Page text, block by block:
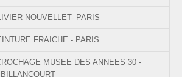
NOUVELLET- PARIS
FRAICHE - PARIS
MUSEE DES ANNEES 30 -